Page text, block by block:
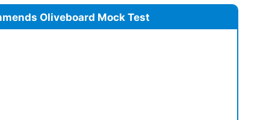
Oliveboard Mock Test